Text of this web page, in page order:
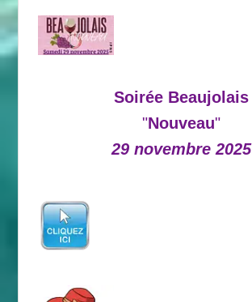
Soirée Beaujolais
"Nouveau"
29 novembre 2025